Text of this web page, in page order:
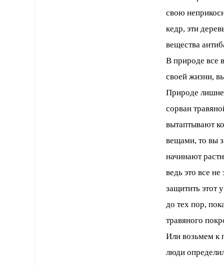
свою
кедр, эти
вещества
В природе все
своей жизни,
Природе
сорван
вытаптывают
вещами, то вы
начинают
ведь это все
защитить этот
до тех пор,
травяного
Или возьмем к
люди